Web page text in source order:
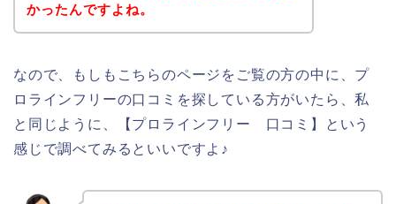
かったんですよね。
なので、もしもこちらのページをご覧の方の中に、プ
ロラインフリーの口コミを探している方がいたら、私
と同じように、【プロラインフリー 口コミ】という
感じで調べてみるといいですよ♪